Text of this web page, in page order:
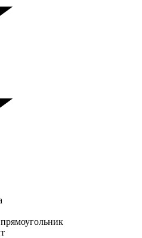
прямоугольник